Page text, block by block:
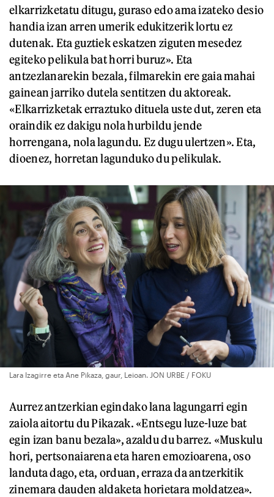
elkarrizketatu ditugu, guraso edo ama izateko desio
handia izan arren umerik edukitzerik lortu ez
dutenak. Eta guztiek eskatzen ziguten mesedez
egiteko pelikula bat horri buruz». Eta
antzezlanarekin bezala, filmarekin ere gaia mahai
gainean jarriko dutela sentitzen du aktoreak.
«Elkarrizketak erraztuko dituela uste dut, zeren eta
oraindik ez dakigu nola hurbildu jende
horrengana, nola lagundu. Ez dugu ulertzen». Eta,
dioenez, horretan lagunduko du pelikulak.
Lara Izagirre eta Ane Pikaza, gaur, Leioan. JON URBE / FOKU
Aurrez antzerkian egindako lana lagungarri egin
zaiola aitortu du Pikazak. «Entsegu luze-luze bat
egin izan banu bezala», azaldu du barrez. «Muskulu
hori, pertsonaiarena eta haren emozioarena, oso
landuta dago, eta, orduan, erraza da antzerkitik
zinemara dauden aldaketa horietara moldatzea».